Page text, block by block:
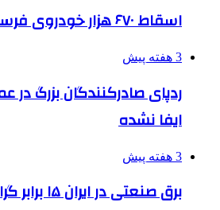
اسقاط ۶۷۰ هزار خودروی فرسوده طی ۳ سال
3 هفته پیش
ردپای صادرکنندگان بزرگ در
ایفا نشده
3 هفته پیش
برق صنعتی در ایران ۱۵ برابر گران‌تر از خانگی است